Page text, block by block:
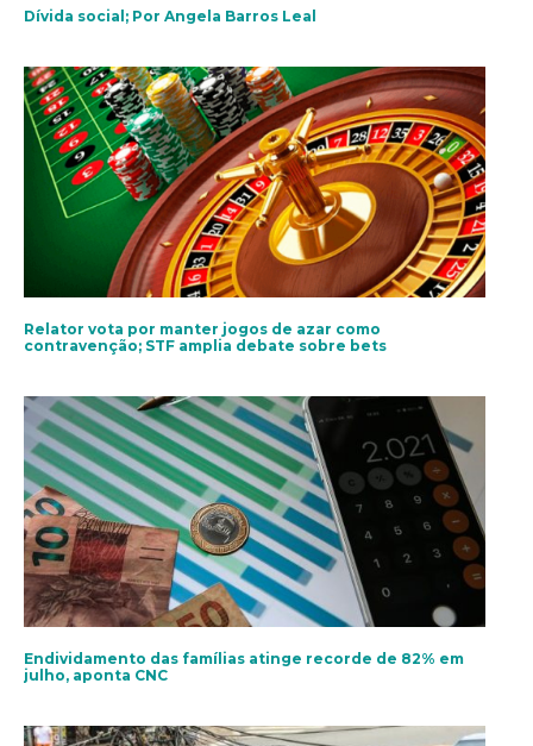
Dívida social; Por Angela Barros Leal
Relator vota por manter jogos de azar como
contravenção; STF amplia debate sobre bets
Endividamento das famílias atinge recorde de 82% em
julho, aponta CNC